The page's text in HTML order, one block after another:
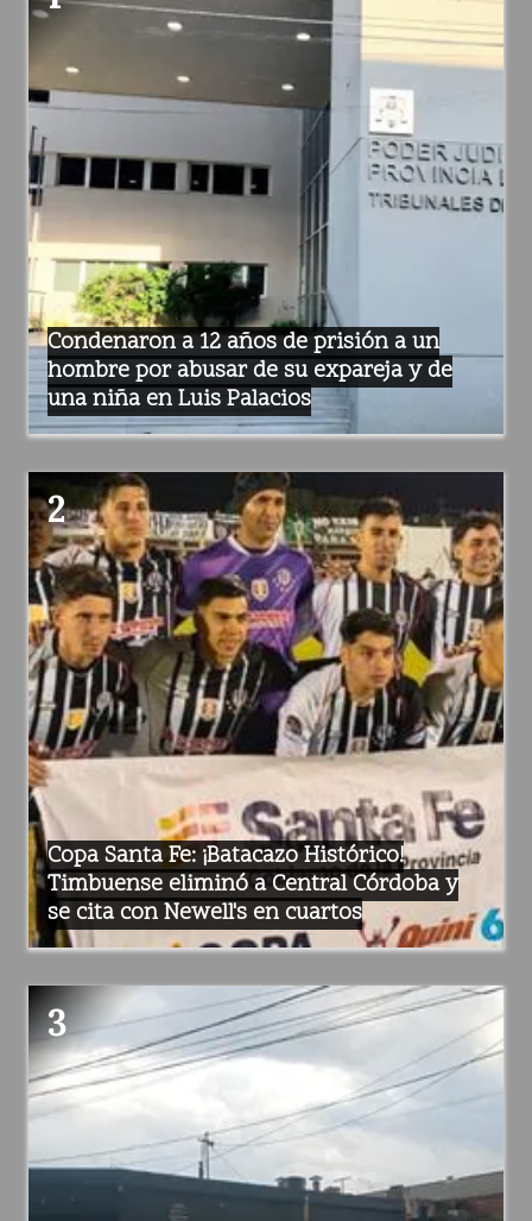
Condenaron a 12 años de prisión a un
hombre por abusar de su expareja y de
una niña en Luis Palacios
Copa Santa Fe: ¡Batacazo Histórico!
Timbuense eliminó a Central Córdoba y
se cita con Newell's en cuartos